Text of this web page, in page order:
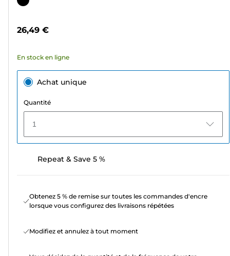
307
26,49 €
En stock en ligne
Achat unique
Quantité
1
Repeat & Save 5 %
Obtenez 5 % de remise sur toutes les commandes d'encre
lorsque vous configurez des livraisons répétées
Modifiez et annulez à tout moment